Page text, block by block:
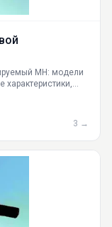
МН: модели
3 →